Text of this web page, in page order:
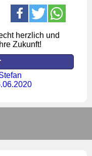
herzlich und
Zukunft!